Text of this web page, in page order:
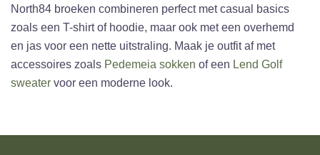
North84 broeken combineren perfect met casual basics
zoals een T-shirt of hoodie, maar ook met een overhemd
en jas voor een nette uitstraling. Maak je outfit af met
accessoires zoals Pedemeia sokken of een Lend Golf
sweater voor een moderne look.